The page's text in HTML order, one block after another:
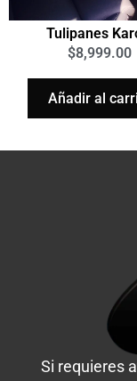
Tulipanes
$8,999.00
Añadir al
Si requieres